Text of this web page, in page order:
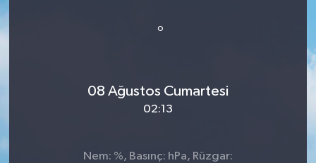
°
08 Ağustos Cumartesi
02:13
Nem: %, Basınç: hPa, Rüzgar: